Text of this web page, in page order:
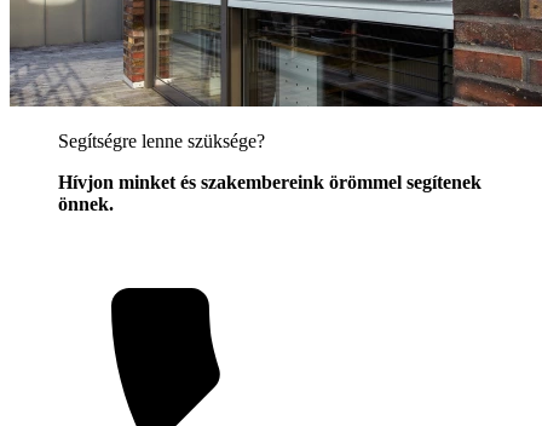
Segítségre lenne szüksége?
Hívjon minket és szakembereink örömmel segítenek
önnek.